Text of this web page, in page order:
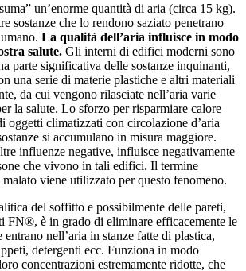
un’enorme quantità di aria (circa 15 kg).
sostanze che lo rendono saziato penetrano
La qualità dell’aria influisce in modo
salute. Gli interni di edifici moderni sono
parte significativa delle sostanze inquinanti,
una serie di materie plastiche e altri materiali
da cui vengono rilasciate nell’aria varie
la salute. Lo sforzo per risparmiare calore
oggetti climatizzati con circolazione d’aria
si accumulano in misura maggiore.
influenze negative, influisce negativamente
che vivono in tali edifici. Il termine
viene utilizzato per questo fenomeno.
del soffitto e possibilmente delle pareti,
FN®, è in grado di eliminare efficacemente le
entrano nell’aria in stanze fatte di plastica,
detergenti ecc. Funziona in modo
concentrazioni estremamente ridotte, che